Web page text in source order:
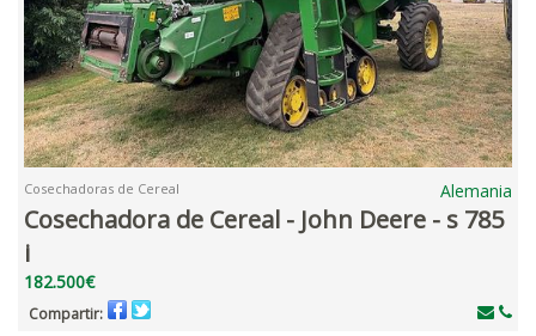
Cosechadoras de Cereal Alemania
Cosechadora de Cereal - John Deere - s 785
i
182.500€
Compartir: